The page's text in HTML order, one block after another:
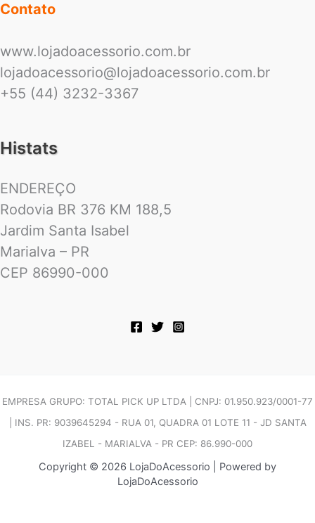
Contato
www.lojadoacessorio.com.br
lojadoacessorio@lojadoacessorio.com.br
+55 (44) 3232-3367
Histats
ENDEREÇO
Rodovia BR 376 KM 188,5
Jardim Santa Isabel
Marialva – PR
CEP 86990-000
EMPRESA GRUPO: TOTAL PICK UP LTDA | CNPJ: 01.950.923/0001-77
| INS. PR: 9039645294 - RUA 01, QUADRA 01 LOTE 11 - JD SANTA
IZABEL - MARIALVA - PR CEP: 86.990-000
Copyright © 2026 LojaDoAcessorio | Powered by
LojaDoAcessorio